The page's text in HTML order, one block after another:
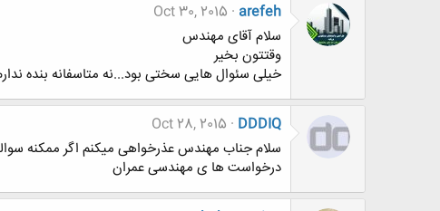
arefeh
Oct 30, 2015
سلام آقای مهندس
وقتتون بخیر
خیلی سئوال هایی سختی بود...نه متاسفانه بنده
DDDIQ
Oct 28, 2015
سلام جناب مهندس عذرخواهی میکنم اگر ممکنه
درخواست ها ی مهندسی عمران